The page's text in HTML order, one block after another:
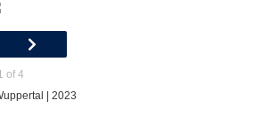
of 4
| 2023